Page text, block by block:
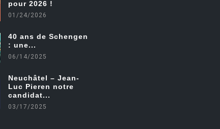
pour 2026 !
01/24/2026
40 ans de Schengen
: une...
06/14/2025
Neuchâtel – Jean-
Luc Pieren notre
candidat...
03/17/2025